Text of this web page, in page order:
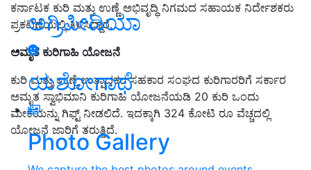
ಅಗ್ರಿಪೀಡಿಯಾ
ಯಶೋಗಾಥೆ
Photo Gallery
ಕರ್ನಾಟಕ ಕುರಿ ಮತ್ತು ಉಣ್ಣೆ ಅಭಿವೃದ್ಧಿ ನಿಗಮದ ಸಹಾಯಕ ನಿರ್ದೇಶಕರು
ಪ್ರಕಟಣೆಯಲ್ಲಿ ತಿಳಿಸಿದ್ದಾರೆ.
ಅಮೃತ ಕುರಿಗಾಹಿ ಯೋಜನೆ
ಕುರಿ ಮತ್ತು ಉಣ್ಣೆ ಉತ್ಪಾದಕರ ಸಹಕಾರ ಸಂಘದ ಕುರಿಗಾರರಿಗೆ ಸರ್ಕಾರ
ಅಮೃತ ಸ್ವಾಭಿಮಾನಿ ಕುರಿಗಾಹಿ ಯೋಜನೆಯಡಿ 20 ಕುರಿ ಒಂದು
ಮೇಕೆಯನ್ನು ಗಿಫ್ಟ್ ನೀಡಲಿದೆ. ಇದಕ್ಕಾಗಿ 324 ಕೋಟಿ ರೂ ವೆಚ್ಚದಲ್ಲಿ
ಯೋಜನೆ ಜಾರಿಗೆ ತರುತ್ತಿದೆ.